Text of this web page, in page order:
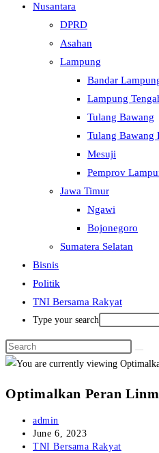
Nusantara
DPRD
Asahan
Lampung
Bandar
Lampung
Tulang Bawang
Tulang Bawang
Mesuji
Pemprov
Jawa Timur
Ngawi
Bojonegoro
Sumatera Selatan
Bisnis
Politik
TNI Bersama Rakyat
Type your search
Optimalkan Peran
Post
author:
admin
Post
published:
June 6, 2023
Post
TNI Bersama Rakyat